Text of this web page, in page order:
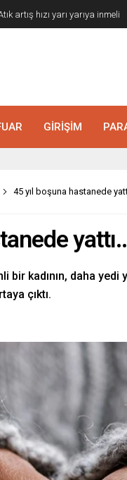
artış hızı yarı yarıya inmeli
GİRİŞİM
45 yıl boşuna hastanede
kadının, daha yedi
çıktı.